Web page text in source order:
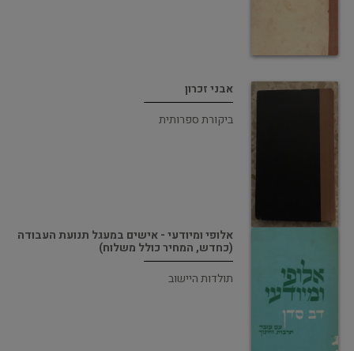
אבני זכרון
ביקורת ספרותית
אלופי ומיודעי - אישים במעגל תנועת העבודה
(כחדש, המחיר כולל משלוח)
תולדות היישוב